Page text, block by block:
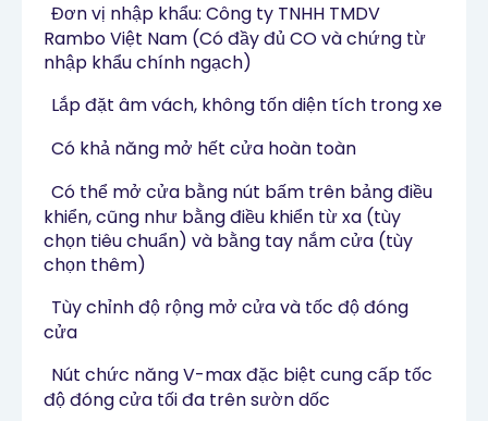
Đơn vị nhập khẩu: Công ty TNHH TMDV
Rambo Việt Nam (Có đầy đủ CO và chứng từ
nhập khẩu chính ngạch)
Lắp đặt âm vách, không tốn diện tích trong xe
Có khả năng mở hết cửa hoàn toàn
Có thể mở cửa bằng nút bấm trên bảng điều
khiển, cũng như bằng điều khiển từ xa (tùy
chọn tiêu chuẩn) và bằng tay nắm cửa (tùy
chọn thêm)
Tùy chỉnh độ rộng mở cửa và tốc độ đóng
cửa
Nút chức năng V-max đặc biệt cung cấp tốc
độ đóng cửa tối đa trên sườn dốc